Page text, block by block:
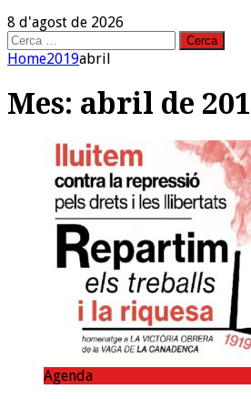
8 d'agost de 2026
Cerca:
Home2019abril
Mes: abril de
Agenda